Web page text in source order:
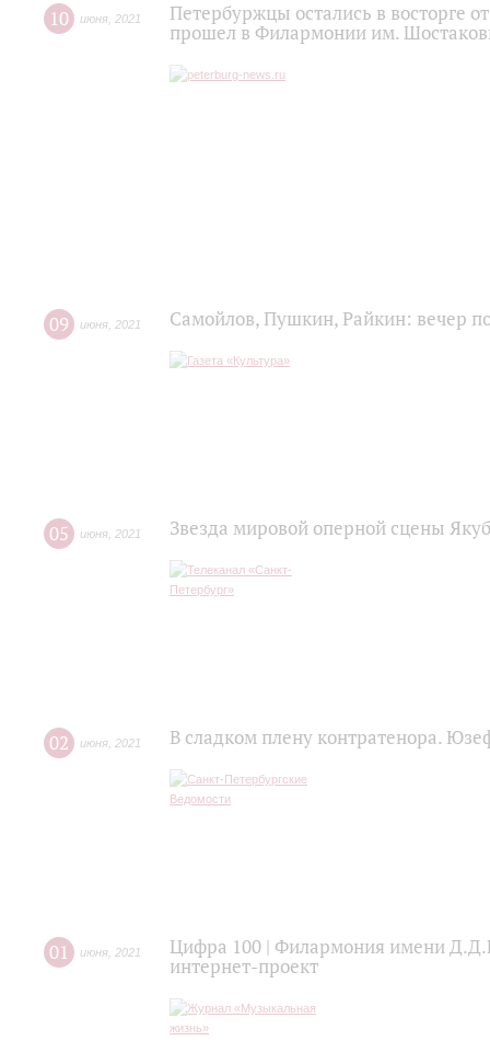
10 июня 2021
Петербуржцы остались в восторге
прошел в Филармонии им.
09 июня 2021 Самойлов, Пушкин, Райкин: вечер
05 июня 2021 Звезда мировой оперной сцены
02 июня 2021 В сладком плену контратенора.
01 июня 2021
Цифра 100 | Филармония имени
интернет-проект